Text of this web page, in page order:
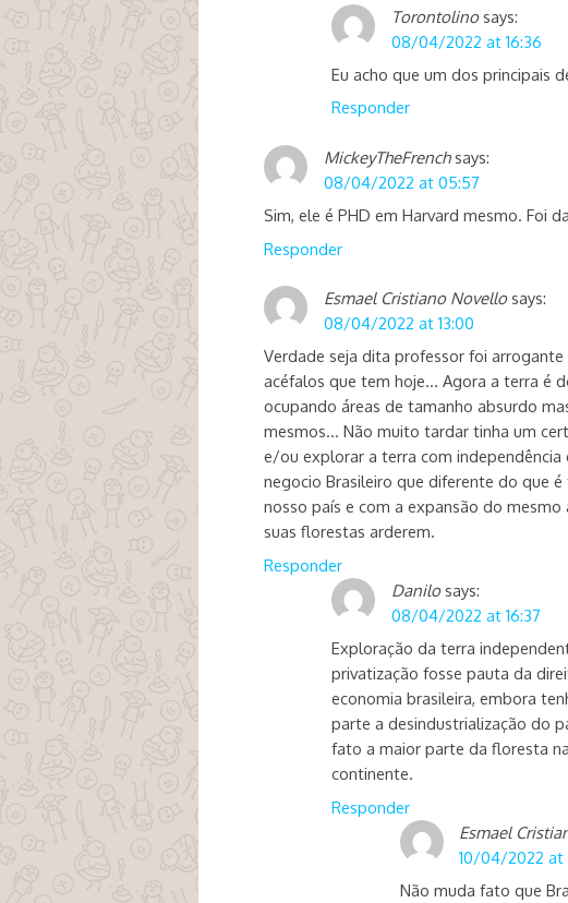
Torontolino says:
08/04/2022 at 16:36
Eu acho que um dos principais
Responder
MickeyTheFrench says:
08/04/2022 at 05:57
Sim, ele é PHD em Harvard mesmo. Foi
Responder
Esmael Cristiano Novello says:
08/04/2022 at 13:00
Verdade seja dita professor foi
acéfalos que tem hoje… Agora a terra é
ocupando áreas de tamanho absurdo
mesmos… Não muito tardar tinha um
e/ou explorar a terra com
negocio Brasileiro que diferente do que
nosso país e com a expansão do
suas florestas arderem.
Responder
Danilo says:
08/04/2022 at 16:37
Exploração da terra
privatização fosse pauta da
economia brasileira, embora
parte a desindustrialização do
fato a maior parte da floresta
continente.
Responder
Esmael
10/04/2022 at
Não muda fato que